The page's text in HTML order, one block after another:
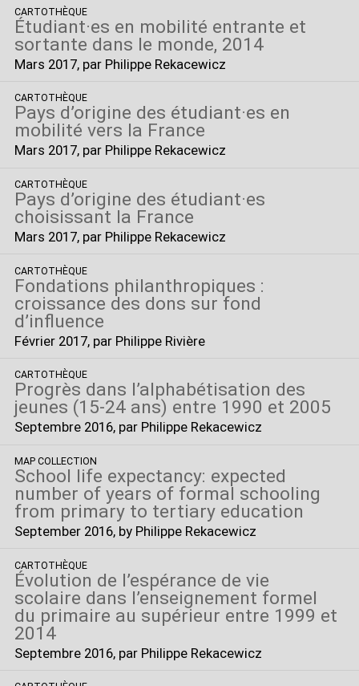
CARTOTHÈQUE
Étudiant·es en mobilité entrante et
sortante dans le monde, 2014
Mars 2017, par Philippe Rekacewicz
CARTOTHÈQUE
Pays d’origine des étudiant·es en
mobilité vers la France
Mars 2017, par Philippe Rekacewicz
CARTOTHÈQUE
Pays d’origine des étudiant·es
choisissant la France
Mars 2017, par Philippe Rekacewicz
CARTOTHÈQUE
Fondations philanthropiques :
croissance des dons sur fond
d’influence
Février 2017, par Philippe Rivière
CARTOTHÈQUE
Progrès dans l’alphabétisation des
jeunes (15-24 ans) entre 1990 et 2005
Septembre 2016, par Philippe Rekacewicz
MAP COLLECTION
School life expectancy: expected
number of years of formal schooling
from primary to tertiary education
September 2016, by Philippe Rekacewicz
CARTOTHÈQUE
Évolution de l’espérance de vie
scolaire dans l’enseignement formel
du primaire au supérieur entre 1999 et
2014
Septembre 2016, par Philippe Rekacewicz